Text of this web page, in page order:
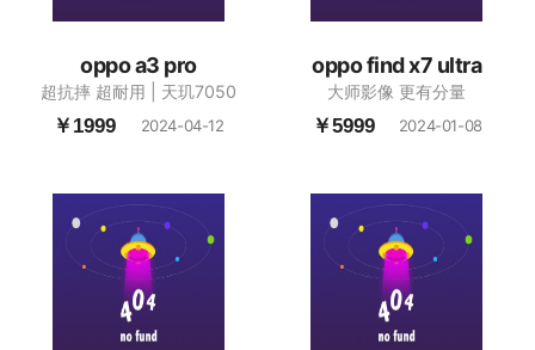
oppo a3 pro
超抗摔 超耐用 | 天玑7050
￥1999 2024-04-12
oppo find x7 ultra
大师影像 更有分量
￥5999 2024-01-08